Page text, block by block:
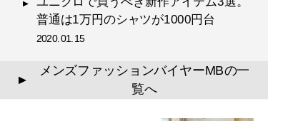
誰も言葉にできなかった
普通は1万円のシャツが1000円台
2020.01.15
▲
メンズファッションバイヤーMBの一
覧へ